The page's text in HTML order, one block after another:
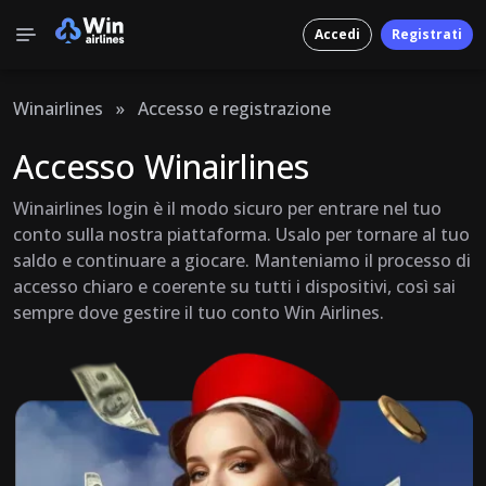
Accedi Registrati
Winairlines » Accesso e registrazione
Accesso Winairlines
Winairlines login è il modo sicuro per entrare nel tuo
conto sulla nostra piattaforma. Usalo per tornare al tuo
saldo e continuare a giocare. Manteniamo il processo di
accesso chiaro e coerente su tutti i dispositivi, così sai
sempre dove gestire il tuo conto Win Airlines.